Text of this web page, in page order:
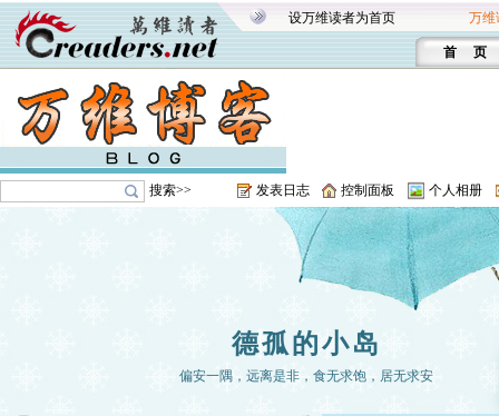
设万维读者为首页 万维
首 页
搜索>> 发表日志 控制面板 个人相册
德孤的小岛
偏安一隅，远离是非，食无求饱，居无求安